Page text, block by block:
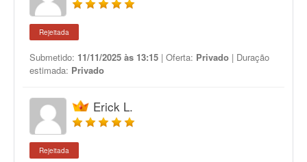
Rejeitada
Submetido: 11/11/2025 às 13:15 | Oferta: Privado | Duração
estimada: Privado
Erick L.
Rejeitada